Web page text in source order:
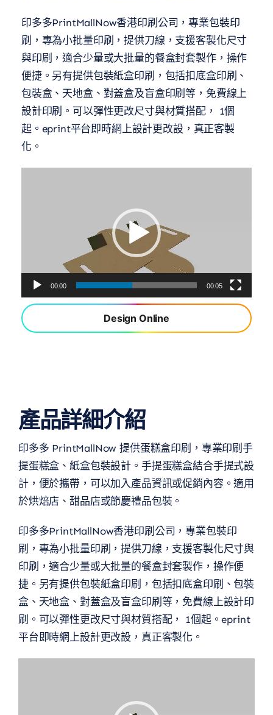
印多多PrintMallNow香港印刷公司，專業包裝印
刷，專為小批量印刷，提供刀線，支援客製化尺寸
與印刷，適合少量或大批量的餐盒封套製作，操作
便捷。另有提供包裝紙盒印刷，包括扣底盒印刷、
包裝盒、天地盒、對蓋盒及盲盒印刷等，免費線上
設計印刷。可以彈性更改尺寸與材質搭配， 1個
起。eprint平台即時網上設計更改設，真正客製
化。
00:00 00:05
Design Online
產品詳細介紹
印多多 PrintMallNow 提供蛋糕盒印刷，專業印刷手
提蛋糕盒、紙盒包裝設計。手提蛋糕盒結合手提式設
計，便於攜帶，可以加入產品資訊或促銷內容。適用
於烘焙店、甜品店或節慶禮品包裝。
印多多PrintMallNow香港印刷公司，專業包裝印
刷，專為小批量印刷，提供刀線，支援客製化尺寸與
印刷，適合少量或大批量的餐盒封套製作，操作便
捷。另有提供包裝紙盒印刷，包括扣底盒印刷、包裝
盒、天地盒、對蓋盒及盲盒印刷等，免費線上設計印
刷。可以彈性更改尺寸與材質搭配， 1個起。eprint
平台即時網上設計更改設，真正客製化。